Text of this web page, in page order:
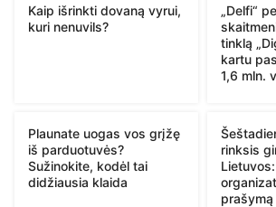
Kaip išrinkti dovaną vyrui,
kuri nenuvils?
„Delfi“
tinklą
kartu
1,6 mln.
Plaunate uogas vos grįžę
iš parduotuvės?
Sužinokite, kodėl tai
didžiausia klaida
rinksis
prašymą